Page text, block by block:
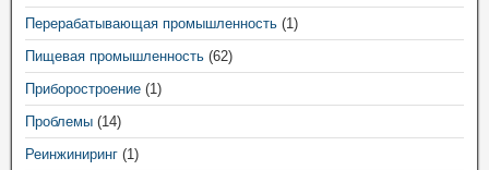
Перерабатывающая промышленность (1)
Пищевая промышленность (62)
Приборостроение (1)
Проблемы (14)
Реинжиниринг (1)